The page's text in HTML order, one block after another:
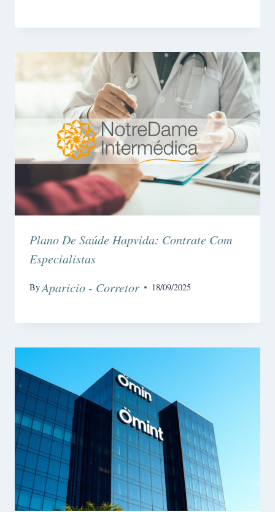
Plano De Saúde Hapvida: Contrate Com
Especialistas
ByAparicio - Corretor 18/09/2025